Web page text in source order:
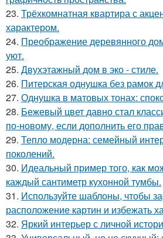
23. Трёхкомнатная квартира с
характером.
24. Преображение деревянного
уют.
25. Двухэтажный дом в эко - стиле.
26. Питерская однушка без рамок
27. Однушка в матовых тонах:
28. Бежевый цвет давно стал
по-новому, если дополнить его
29. Тепло модерна: семейный
поколений.
30. Идеальный пример того, как
каждый сантиметр кухонной тумбы.
31. Используйте шаблоны, чтобы
расположение картин и избежать
32. Яркий интерьер с личной